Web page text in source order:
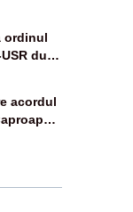
ordinul
după
acordul